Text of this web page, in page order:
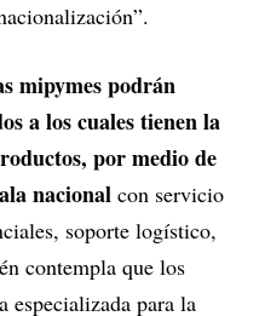
mipymes podrán
a los cuales tienen la
por medio de
nacional con servicio
soporte logístico,
contempla que los
especializada para la